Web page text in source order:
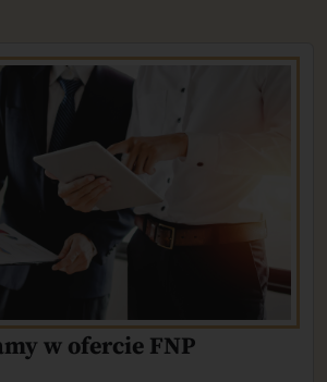
w ofercie FNP